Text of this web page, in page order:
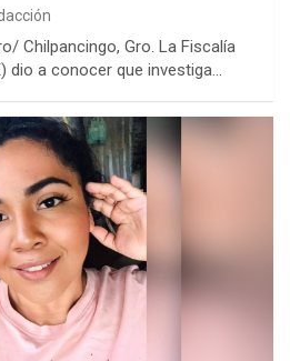
Chilpancingo, Gro. La Fiscalía
dio a conocer que investiga…